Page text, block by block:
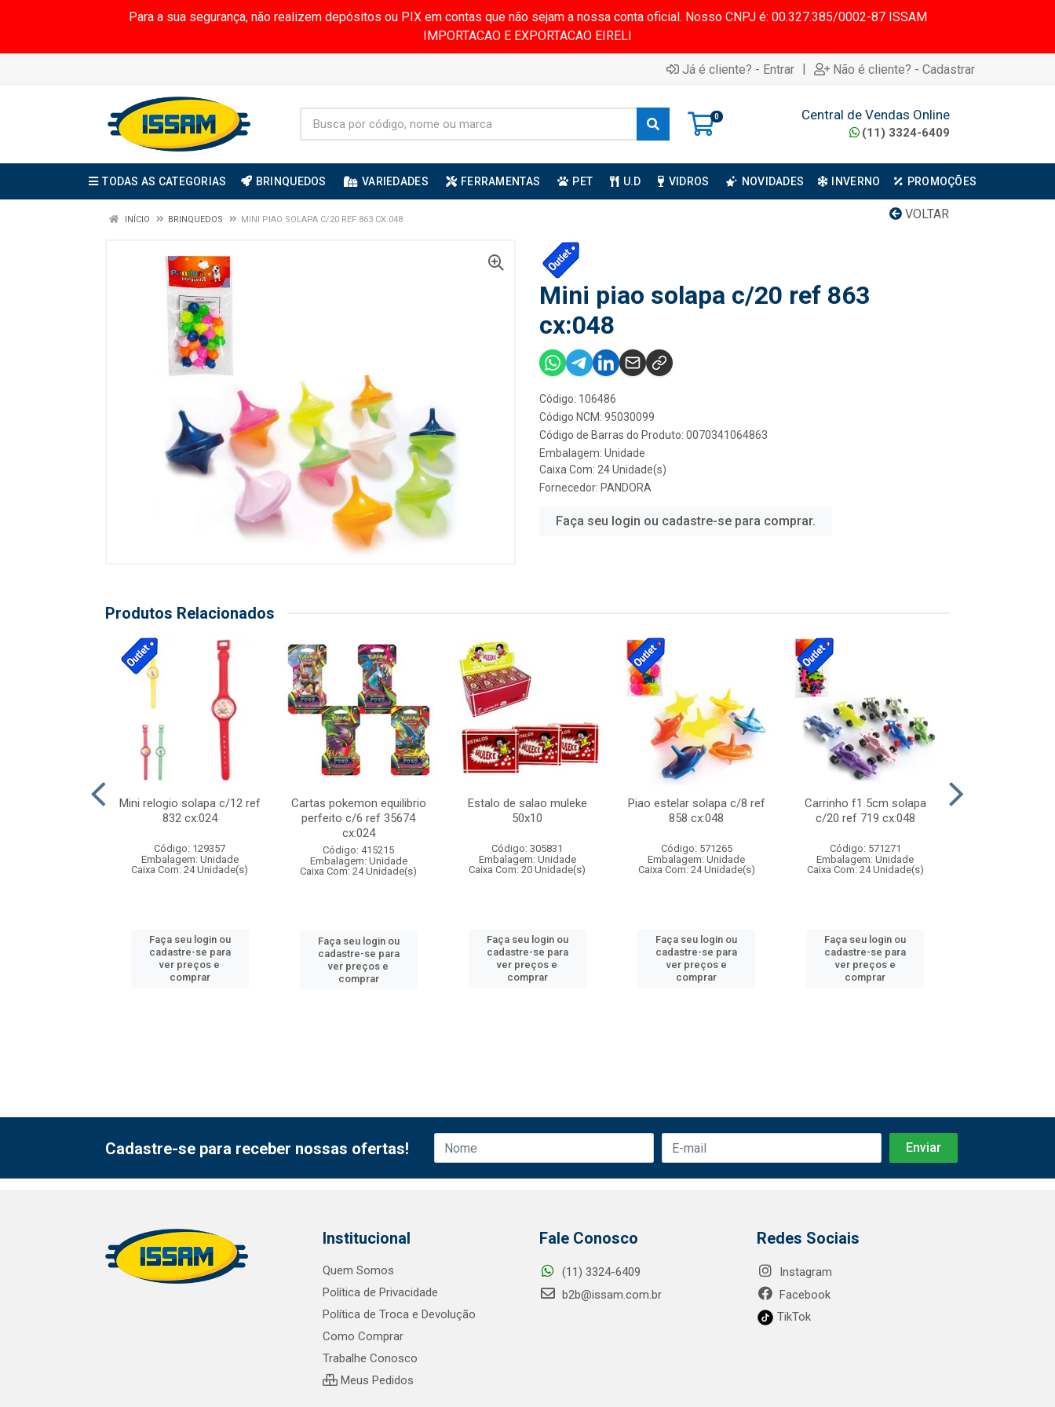
Para a sua segurança, não realizem depósitos ou PIX em contas que não sejam a nossa conta oficial. Nosso CNPJ é: 00.327.385/0002-87 ISSAM
IMPORTACAO E EXPORTACAO EIRELI
Já é cliente? - Entrar | Não é cliente? - Cadastrar
0 Central de Vendas Online
(11) 3324-6409
TODAS AS CATEGORIAS BRINQUEDOS VARIEDADES FERRAMENTAS PET U.D VIDROS NOVIDADES INVERNO PROMOÇÕES
VOLTAR
INÍCIO BRINQUEDOS MINI PIAO SOLAPA C/20 REF 863 CX:048
Mini piao solapa c/20 ref 863
cx:048
Código: 106486
Código NCM: 95030099
Código de Barras do Produto: 0070341064863
Embalagem: Unidade
Caixa Com: 24 Unidade(s)
Fornecedor: PANDORA
Faça seu login ou cadastre-se para comprar.
Produtos Relacionados
Mini relogio solapa c/12 ref
832 cx:024
Código: 129357
Embalagem: Unidade
Caixa Com: 24 Unidade(s)
Faça seu login ou
cadastre-se para
ver preços e
comprar
Cartas pokemon equilibrio
perfeito c/6 ref 35674
cx:024
Código: 415215
Embalagem: Unidade
Caixa Com: 24 Unidade(s)
Faça seu login ou
cadastre-se para
ver preços e
comprar
Estalo de salao muleke
50x10
Código: 305831
Embalagem: Unidade
Caixa Com: 20 Unidade(s)
Faça seu login ou
cadastre-se para
ver preços e
comprar
Piao estelar solapa c/8 ref
858 cx:048
Código: 571265
Embalagem: Unidade
Caixa Com: 24 Unidade(s)
Faça seu login ou
cadastre-se para
ver preços e
comprar
Carrinho f1 5cm solapa
c/20 ref 719 cx:048
Código: 571271
Embalagem: Unidade
Caixa Com: 24 Unidade(s)
Faça seu login ou
cadastre-se para
ver preços e
comprar
Cadastre-se para receber nossas ofertas!
Institucional
Quem Somos
Política de Privacidade
Política de Troca e Devolução
Como Comprar
Trabalhe Conosco
Meus Pedidos
Fale Conosco
(11) 3324-6409
b2b@issam.com.br
Redes Sociais
Instagram
Facebook
TikTok